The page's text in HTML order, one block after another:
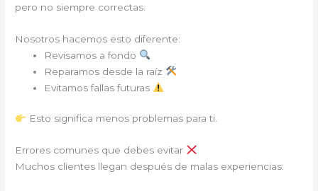
pero no siempre correctas.
Nosotros hacemos esto diferente:
Revisamos a fondo
Reparamos desde la raíz
Evitamos fallas futuras
Esto significa menos problemas para ti.
Errores comunes que debes evitar
Muchos clientes llegan después de malas experiencias: